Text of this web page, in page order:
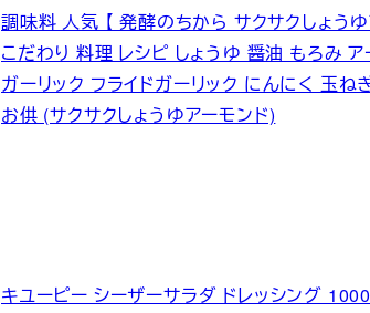
調味料 人気 【 発酵のちから サクサクしょう
こだわり 料理 レシピ しょうゆ 醤油 もろみ
ガーリック フライドガーリック にんにく 玉
お供 (サクサクしょうゆアーモンド)
キユーピー シーザーサラダ ドレッシング